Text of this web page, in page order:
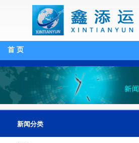
首 页
新闻分类